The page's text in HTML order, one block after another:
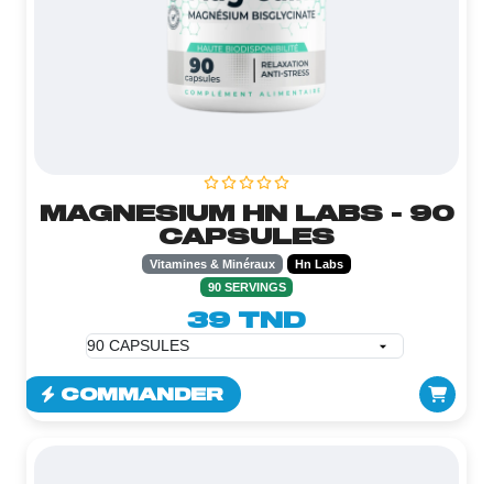
MAGNESIUM HN LABS - 90
CAPSULES
Vitamines & Minéraux
Hn Labs
90 SERVINGS
39 TND
COMMANDER